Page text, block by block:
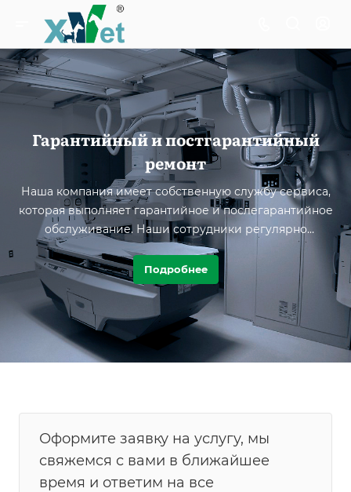
Гарантийный и постгарантийный
ремонт
Наша компания имеет собственную службу сервиса,
которая выполняет гарантийное и послегарантийное
обслуживание. Наши сотрудники регулярно
мониторят рентгеновское оборудование по всей
стране, что обеспечивает наличие у сервисной службы
актуальной и точной информации. Это позволяет нам
быстро реагировать, проводить профилактические
работы и при необходимости посещать объекты в
любой точке Республики. Наши специалисты всегда на
связи и готовы оказать помощь в любое время.
Подробнее
Оформите заявку на услугу, мы
свяжемся с вами в ближайшее
время и ответим на все